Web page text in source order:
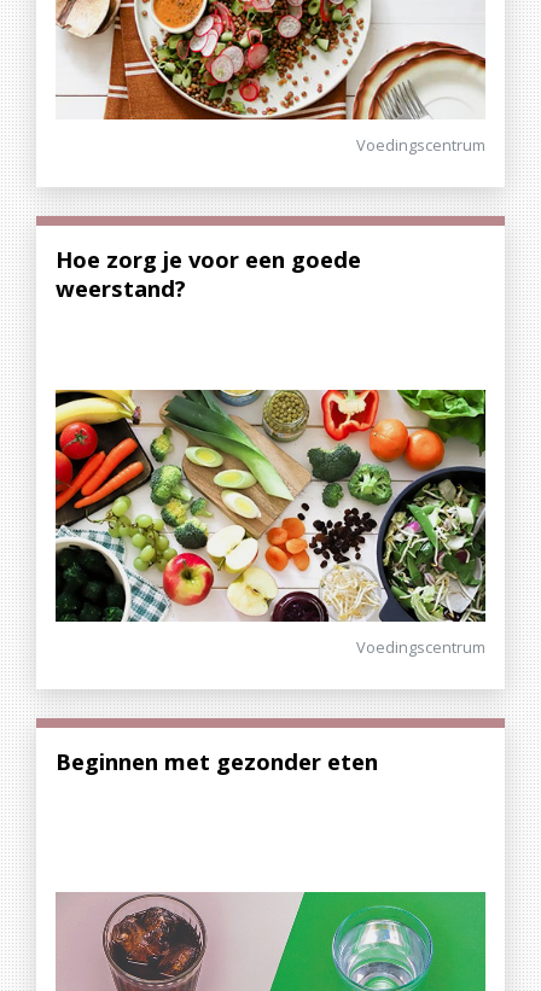
Voedingscentrum
Hoe zorg je voor een goede
weerstand?
Voedingscentrum
Beginnen met gezonder eten